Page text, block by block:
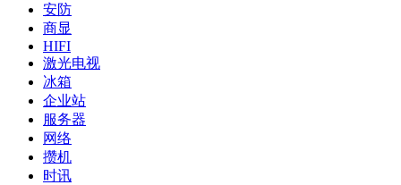
安防
商显
HIFI
激光电视
冰箱
企业站
服务器
网络
攒机
时讯